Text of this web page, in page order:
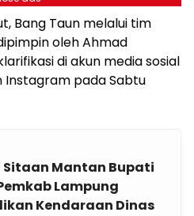
Bang Taun melalui tim
oleh Ahmad
di akun media sosial
Instagram pada Sabtu
Sitaan Mantan Bupati
Lampung
Kendaraan Dinas